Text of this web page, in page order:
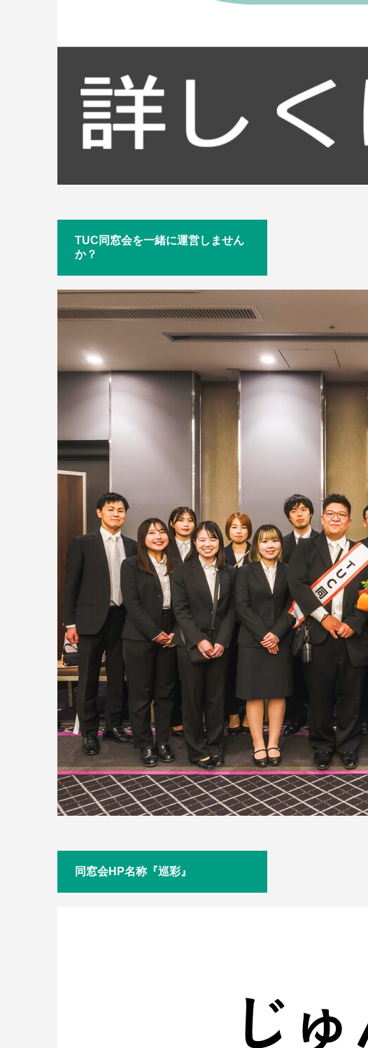
TUC同窓会を一緒に運営しません
か？
同窓会HP名称『巡彩』